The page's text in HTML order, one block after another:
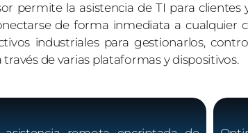
permite la asistencia de TI para
de forma inmediata a cualquier
industriales para gestionarlos,
de varias plataformas y dispositivos.